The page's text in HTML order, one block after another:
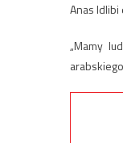
Anas
„Mamy